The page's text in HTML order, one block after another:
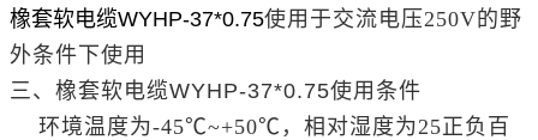
橡套软电缆WYHP-37*0.75使用于交流电压250V的野
外条件下使用
三、 橡套软电缆WYHP-37*0.75使用条件
环境温度为-45℃~+50℃，相对湿度为25正负百